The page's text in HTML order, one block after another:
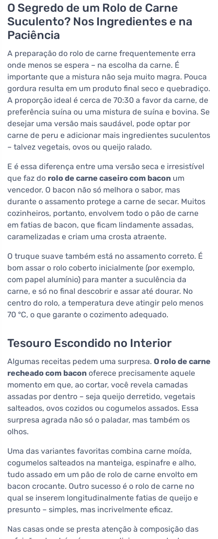
O Segredo de um Rolo de Carne
Suculento? Nos Ingredientes e na
Paciência
A preparação do rolo de carne frequentemente erra
onde menos se espera – na escolha da carne. É
importante que a mistura não seja muito magra. Pouca
gordura resulta em um produto final seco e quebradiço.
A proporção ideal é cerca de 70:30 a favor da carne, de
preferência suína ou uma mistura de suína e bovina. Se
desejar uma versão mais saudável, pode optar por
carne de peru e adicionar mais ingredientes suculentos
– talvez vegetais, ovos ou queijo ralado.
E é essa diferença entre uma versão seca e irresistível
que faz do rolo de carne caseiro com bacon um
vencedor. O bacon não só melhora o sabor, mas
durante o assamento protege a carne de secar. Muitos
cozinheiros, portanto, envolvem todo o pão de carne
em fatias de bacon, que ficam lindamente assadas,
caramelizadas e criam uma crosta atraente.
O truque suave também está no assamento correto. É
bom assar o rolo coberto inicialmente (por exemplo,
com papel alumínio) para manter a suculência da
carne, e só no final descobrir e assar até dourar. No
centro do rolo, a temperatura deve atingir pelo menos
70 °C, o que garante o cozimento adequado.
Tesouro Escondido no Interior
Algumas receitas pedem uma surpresa. O rolo de carne
recheado com bacon oferece precisamente aquele
momento em que, ao cortar, você revela camadas
assadas por dentro – seja queijo derretido, vegetais
salteados, ovos cozidos ou cogumelos assados. Essa
surpresa agrada não só o paladar, mas também os
olhos.
Uma das variantes favoritas combina carne moída,
cogumelos salteados na manteiga, espinafre e alho,
tudo assado em um pão de rolo de carne envolto em
bacon crocante. Outro sucesso é o rolo de carne no
qual se inserem longitudinalmente fatias de queijo e
presunto – simples, mas incrivelmente eficaz.
Nas casas onde se presta atenção à composição das